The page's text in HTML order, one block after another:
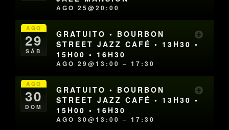
AGO 25@20:00
AGO
29
SÁB
GRATUITO • BOURBON
STREET JAZZ CAFÉ • 13H30 •
15H00 • 16H30
AGO 29@13:00 – 17:30
AGO
30
DOM
GRATUITO • BOURBON
STREET JAZZ CAFÉ • 13H30 •
15H00 • 16H30
AGO 30@13:00 – 17:30